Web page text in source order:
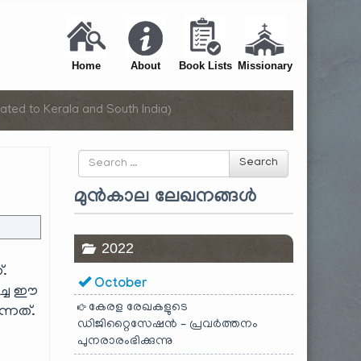
Home About Book Lists Missionary
to Kerala and South India)
ഈ
Search
for
Search
മുൻകാല ലേഖനങ്ങൾ
2022
October
കേരള രേഖകളുടെ
ഡിജിറ്റൈസേഷൻ – പ്രവർത്തനം
പുനരാരംഭിക്കുന്നു